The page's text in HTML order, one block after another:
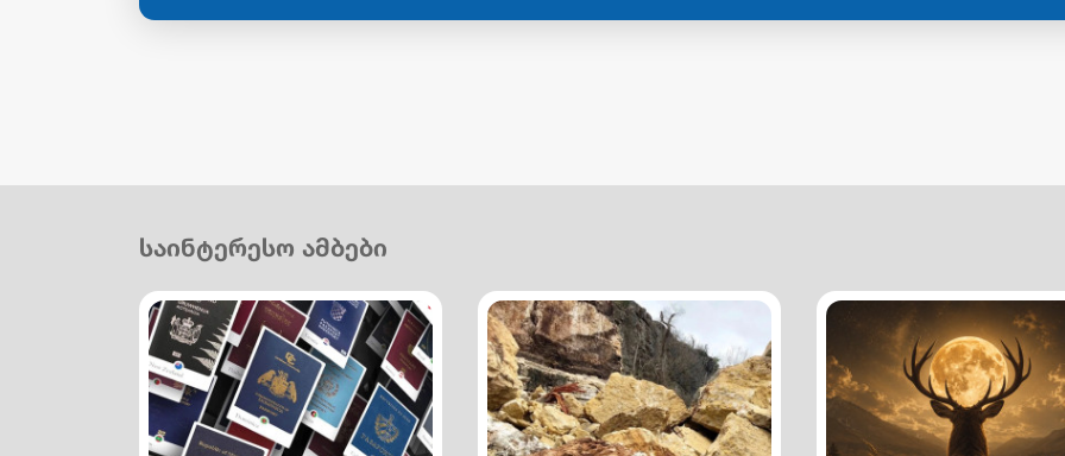
საინტერესო ამბები